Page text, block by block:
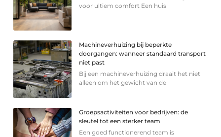
voor ultiem comfort Een huis
Machineverhuizing bij beperkte
doorgangen: wanneer standaard transport
niet past
Bij een machineverhuizing draait het niet
alleen om het gewicht van de
Groepsactiviteiten voor bedrijven: de
sleutel tot een sterker team
Een goed functionerend team is